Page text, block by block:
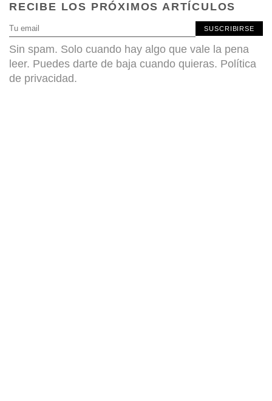
RECIBE LOS PRÓXIMOS ARTÍCULOS
SUSCRIBIRSE
Sin spam. Solo cuando hay algo que vale la pena
leer. Puedes darte de baja cuando quieras. Política
de privacidad.